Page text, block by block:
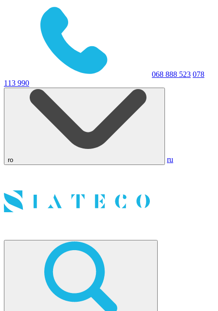
068 888 523 078
113 990
ro ru